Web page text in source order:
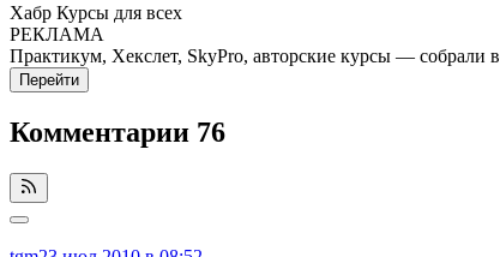
Хабр Курсы для всех
РЕКЛАМА
Практикум, Хекслет, SkyPro, авторские курсы — собрали
Перейти
Комментарии 76